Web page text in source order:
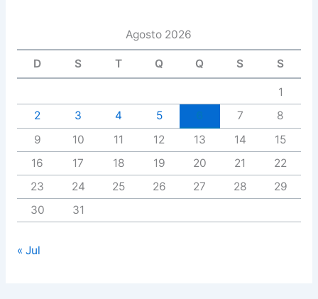
Agosto 2026
D S T Q Q S S
1
2
3 4 5 7
8
9
10 11 12 13 14
15
16
17 18 19 20 21
22
23
24 25 26 27 28
29
30
31
« Jul